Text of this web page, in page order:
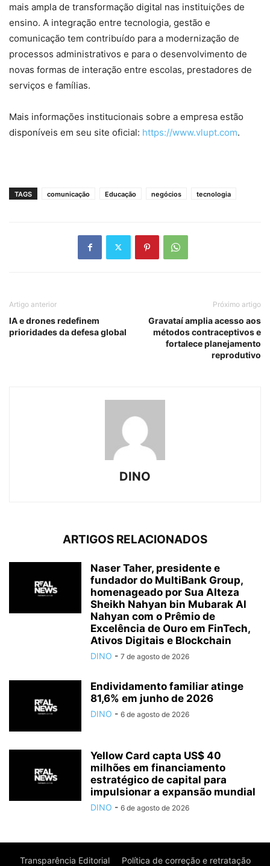
mais ampla de transformação digital nas instituições de
ensino. A integração entre tecnologia, gestão e
comunicação tem contribuído para a modernização de
processos administrativos e para o desenvolvimento de
novas formas de interação entre escolas, prestadores de
serviços e famílias.
Mais informações institucionais sobre a empresa estão
disponíveis em seu site oficial: https://www.vlupt.com.
TAGS comunicação Educação negócios tecnologia
Artigo anterior
IA e drones redefinem
prioridades da defesa global
Próximo artigo
Gravataí amplia acesso aos
métodos contraceptivos e
fortalece planejamento
reprodutivo
DINO
ARTIGOS RELACIONADOS
Naser Taher, presidente e
fundador do MultiBank Group,
homenageado por Sua Alteza
Sheikh Nahyan bin Mubarak Al
Nahyan com o Prêmio de
Excelência de Ouro em FinTech,
Ativos Digitais e Blockchain
DINO - 7 de agosto de 2026
Endividamento familiar atinge
81,6% em junho de 2026
DINO - 6 de agosto de 2026
Yellow Card capta US$ 40
milhões em financiamento
estratégico de capital para
impulsionar a expansão mundial
DINO - 6 de agosto de 2026
Transparência Editorial Política de correção e retratação